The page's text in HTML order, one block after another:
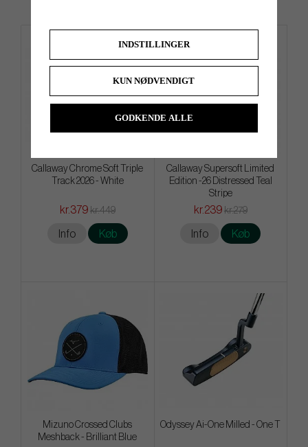
4 FOR 3
Callaway Chrome Soft Triple
Track 2026 - White
kr.379 kr.449
Info Køb
Callaway Supersoft Limited
Edition -26 Distressed Teal
Stripe
kr.239 kr.279
Info Køb
Mizuno Crossed Clubs
Meshback - Brilliant Blue
Odyssey Ai-One Milled - One T
INDSTILLINGER
KUN NØDVENDIGT
GODKENDE ALLE